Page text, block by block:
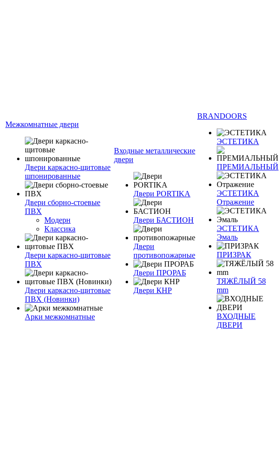
Межкомнатные двери
Двери каркасно-щитовые
шпонированные
Двери сборно-стоевые
ПВХ
Модерн
Классика
Двери каркасно-щитовые
ПВХ
Двери каркасно-щитовые
ПВХ (Новинки)
Арки межкомнатные
Входные металлические
двери
Двери PORTIKA
Двери БАСТИОН
Двери
противопожарные
Двери ПРОРАБ
Двери КНР
BRANDOORS
ЭСТЕТИКА
ПРЕМИАЛЬНЫЙ
ЭСТЕТИКА
Отражение
ЭСТЕТИКА
Эмаль
ПРИЗРАК
ТЯЖЁЛЫЙ 58
mm
ВХОДНЫЕ
ДВЕРИ